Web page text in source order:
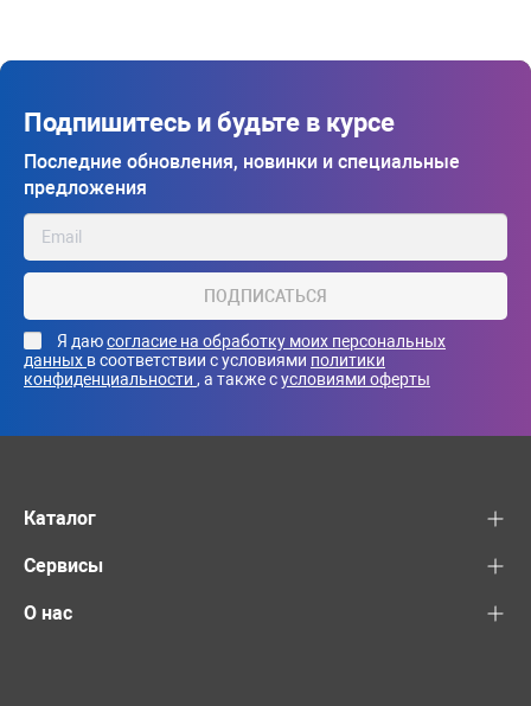
Подпишитесь и будьте в курсе
Последние обновления, новинки и специальные
предложения
ПОДПИСАТЬСЯ
Я даюсогласие на обработку моих персональных
данных в соответствии с условиями политики
конфиденциальности , а также сусловиями оферты
Каталог
Сервисы
О нас